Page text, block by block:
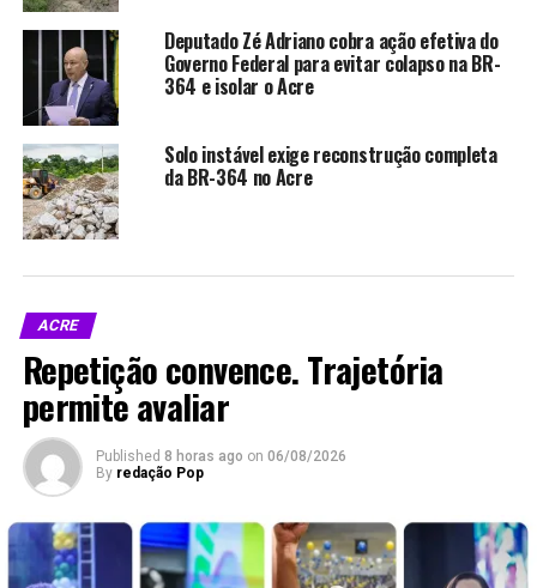
Telegram
Relacionado
estudos da ponte sobre o Rio
Juruá em Rodrigues Alves
Em "Notícias"
Juruá entre Cruzeiro do Sul
e Rodrigues Alves
DNIT intensifica
Deputado Zé Adriano cobra ação efetiva do
Governo Federal para evitar colapso na BR-
364 e isolar o Acre
Solo instável exige reconstrução completa
da BR-364 no Acre
ACRE
Repetição convence. Trajetória
permite avaliar
Published 8 horas ago on 06/08/2026
By redação Pop